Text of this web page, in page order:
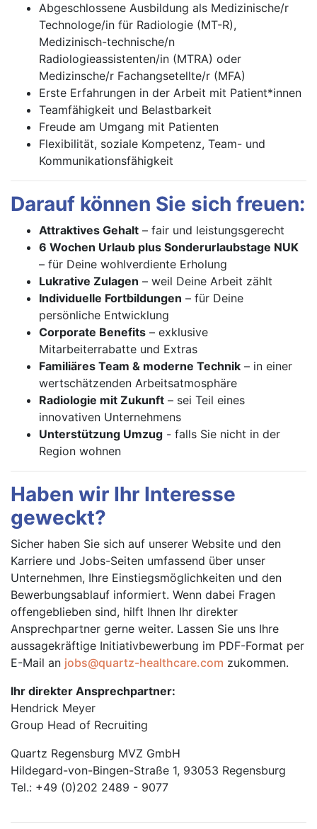
Abgeschlossene Ausbildung als Medizinische/r
Technologe/in für Radiologie (MT-R),
Medizinisch-technische/n
Radiologieassistenten/in (MTRA) oder
Medizinsche/r Fachangsetellte/r (MFA)
Erste Erfahrungen in der Arbeit mit Patient*innen
Teamfähigkeit und Belastbarkeit
Freude am Umgang mit Patienten
Flexibilität, soziale Kompetenz, Team- und
Kommunikationsfähigkeit
Darauf können Sie sich freuen:
Attraktives Gehalt – fair und leistungsgerecht
6 Wochen Urlaub plus Sonderurlaubstage NUK
– für Deine wohlverdiente Erholung
Lukrative Zulagen – weil Deine Arbeit zählt
Individuelle Fortbildungen – für Deine
persönliche Entwicklung
Corporate Benefits – exklusive
Mitarbeiterrabatte und Extras
Familiäres Team & moderne Technik – in einer
wertschätzenden Arbeitsatmosphäre
Radiologie mit Zukunft – sei Teil eines
innovativen Unternehmens
Unterstützung Umzug - falls Sie nicht in der
Region wohnen
Haben wir Ihr Interesse
geweckt?
Sicher haben Sie sich auf unserer Website und den
Karriere und Jobs-Seiten umfassend über unser
Unternehmen, Ihre Einstiegsmöglichkeiten und den
Bewerbungsablauf informiert. Wenn dabei Fragen
offengeblieben sind, hilft Ihnen Ihr direkter
Ansprechpartner gerne weiter. Lassen Sie uns Ihre
aussagekräftige Initiativbewerbung im PDF-Format per
E-Mail an jobs@quartz-healthcare.com zukommen.
Ihr direkter Ansprechpartner:
Hendrick Meyer
Group Head of Recruiting
Quartz Regensburg MVZ GmbH
Hildegard-von-Bingen-Straße 1, 93053 Regensburg
Tel.: +49 (0)202 2489 - 9077